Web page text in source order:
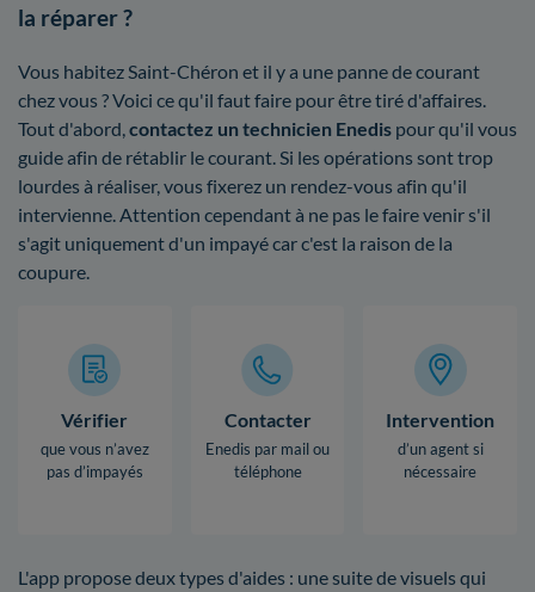
la réparer ?
Vous habitez Saint-Chéron et il y a une panne de courant
chez vous ? Voici ce qu'il faut faire pour être tiré d'affaires.
Tout d'abord, contactez un technicien Enedis pour qu'il vous
guide afin de rétablir le courant. Si les opérations sont trop
lourdes à réaliser, vous fixerez un rendez-vous afin qu'il
intervienne. Attention cependant à ne pas le faire venir s'il
s'agit uniquement d'un impayé car c'est la raison de la
coupure.
Vérifier
que vous n’avez
pas d’impayés
Contacter
Enedis par mail ou
téléphone
Intervention
d’un agent si
nécessaire
L'app propose deux types d'aides : une suite de visuels qui